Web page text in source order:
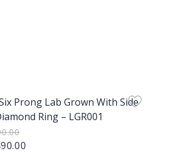
Prong Lab Grown With Side
Ring – LGR001